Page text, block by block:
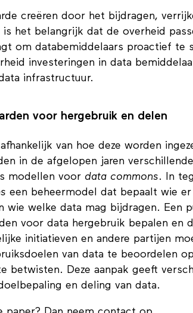
creëren door het bijdragen,
het belangrijk dat de overheid
om databemiddelaars proactief te
investeringen in data
infrastructuur.
voor hergebruik en delen
van hoe deze worden
in de afgelopen jaren verschillende
modellen voor data commons. In
een beheermodel dat bepaalt wie
wie welke data mag bijdragen. Een
voor data hergebruik bepalen en
initiatieven en andere partijen
van data te beoordelen
betwisten. Deze aanpak geeft
en deling van data.